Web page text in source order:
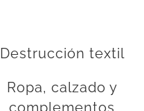
Destrucción textil
Ropa, calzado y
complementos